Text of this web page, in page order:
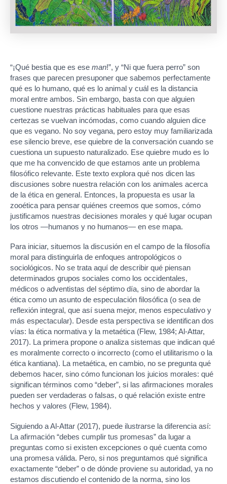
“¡Qué bestia que es ese man!”, y “Ni que fuera perro” son
frases que parecen presuponer que sabemos perfectamente
qué es lo humano, qué es lo animal y cuál es la distancia
moral entre ambos. Sin embargo, basta con que alguien
cuestione nuestras prácticas habituales para que esas
certezas se vuelvan incómodas, como cuando alguien dice
que es vegano. No soy vegana, pero estoy muy familiarizada
ese silencio breve, ese quiebre de la conversación cuando se
cuestiona un supuesto naturalizado. Ese quiebre mudo es lo
que me ha convencido de que estamos ante un problema
filosófico relevante. Este texto explora qué nos dicen las
discusiones sobre nuestra relación con los animales acerca
de la ética en general. Entonces, la propuesta es usar la
zooética para pensar quiénes creemos que somos, cómo
justificamos nuestras decisiones morales y qué lugar ocupan
los otros —humanos y no humanos— en ese mapa.
Para iniciar, situemos la discusión en el campo de la filosofía
moral para distinguirla de enfoques antropológicos o
sociológicos. No se trata aquí de describir qué piensan
determinados grupos sociales como los occidentales,
médicos o adventistas del séptimo día, sino de abordar la
ética como un asunto de especulación filosófica (o sea de
reflexión integral, que así suena mejor, menos especulativo y
más espectacular). Desde esta perspectiva se identifican dos
vías: la ética normativa y la metaética (Flew, 1984; Al-Attar,
2017). La primera propone o analiza sistemas que indican qué
es moralmente correcto o incorrecto (como el utilitarismo o la
ética kantiana). La metaética, en cambio, no se pregunta qué
debemos hacer, sino cómo funcionan los juicios morales: qué
significan términos como “deber”, si las afirmaciones morales
pueden ser verdaderas o falsas, o qué relación existe entre
hechos y valores (Flew, 1984).
Siguiendo a Al-Attar (2017), puede ilustrarse la diferencia así:
La afirmación “debes cumplir tus promesas” da lugar a
preguntas como si existen excepciones o qué cuenta como
una promesa válida. Pero, si nos preguntamos qué significa
exactamente “deber” o de dónde proviene su autoridad, ya no
estamos discutiendo el contenido de la norma, sino los